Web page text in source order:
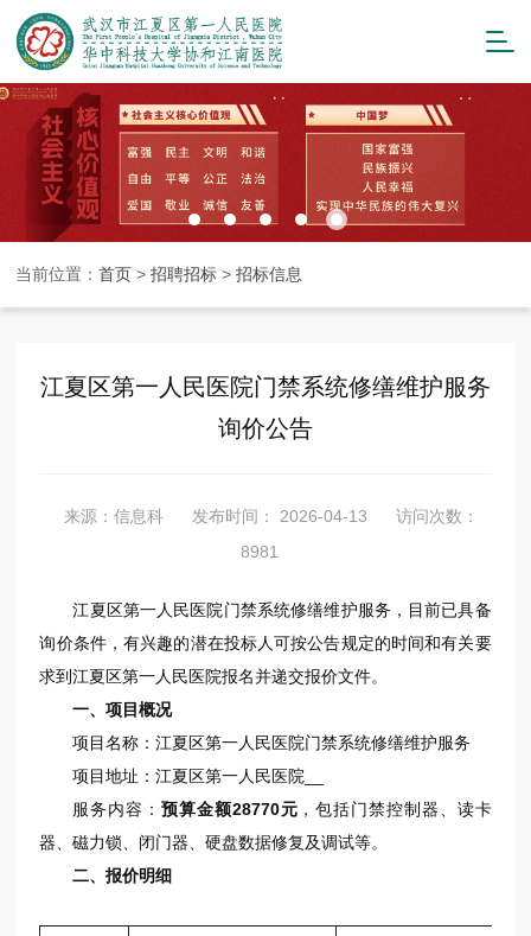
当前位置：首页 >招聘招标 >招标信息
江夏区第一人民医院门禁系统修缮维护服务
询价公告
来源：信息科 发布时间： 2026-04-13
访问次数：
8981
江夏区第一人民医院门禁系统修缮维护服务，目前已具备
询价条件，有兴趣的潜在投标人可按公告规定的时间和有关要
求到江夏区第一人民医院报名并递交报价文件。
一、项目概况
项目名称：江夏区第一人民医院门禁系统修缮维护服务
项目地址：江夏区第一人民医院__
服务内容： 预算金额28770元 ，包括门禁控制器、读卡
器、磁力锁、闭门器、硬盘数据修复及调试等。
二、报价明细